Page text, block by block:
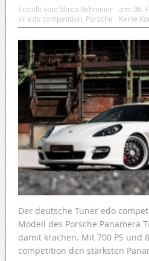
Erstellt von: Mirco Rehmeier am: 06.
In: edo competition, Porsche Keine
Der deutsche Tuner edo
Modell des Porsche Panamera
damit krachen. Mit 700 PS und
competition den stärksten